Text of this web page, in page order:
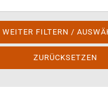
WEITER FILTERN /
ZURÜCKSETZEN